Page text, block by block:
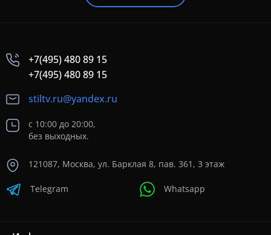
+7(495) 480 89 15
+7(495) 480 89 15
stiltv.ru@yandex.ru
с 10:00 до 20:00,
без выходных.
121087, Москва, ул. Барклая 8, пав. 361, 3 этаж
Telegram Whatsapp